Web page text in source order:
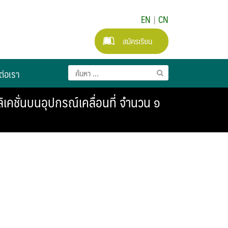
EN | CN
สมัครเรียน
เรา
เคชั่นบนอุปกรณ์เคลื่อนที่ จำนวน ๑